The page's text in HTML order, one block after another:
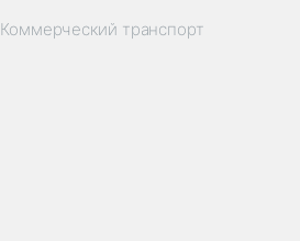
Коммерческий транспорт